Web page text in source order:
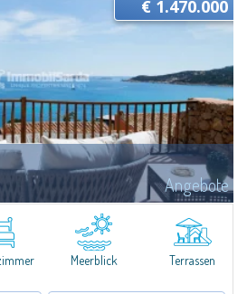
Angebote
Pevero, Villetta Li Nibani is located in a
views of the sea of Costa Smeralda, in a
beach in a few minutes' walk.The...
€ 1.470.000
Meerblick Terrassen